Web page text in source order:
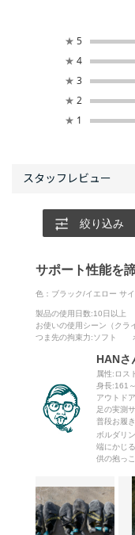
★ 5
★ 4
★ 3
★ 2
★ 1
絞り込み
サポート性能を
色：ブラック/イエロー サ
製品の使用日数:10日以上
お使いの使用シーン（クラ
つま先の拘束力:ソフト
HANさ
属性:ロス
身長:161
アウトド
足の実測
普段お履
ボルダリ
端にかじ
供の抱っ